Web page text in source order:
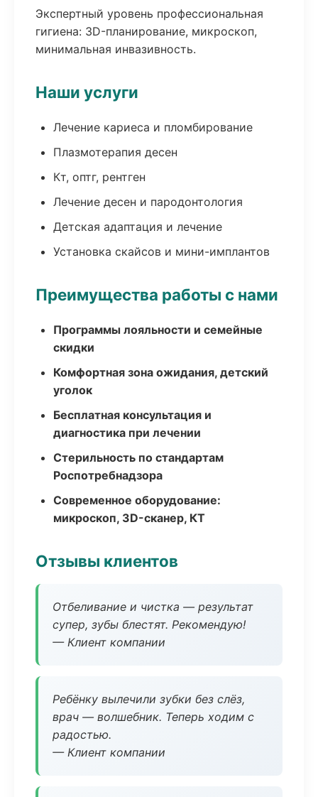
Экспертный уровень профессиональная
гигиена: 3D-планирование, микроскоп,
минимальная инвазивность.
Наши услуги
Лечение кариеса и пломбирование
Плазмотерапия десен
Кт, оптг, рентген
Лечение десен и пародонтология
Детская адаптация и лечение
Установка скайсов и мини-имплантов
Преимущества работы с нами
Программы лояльности и семейные
скидки
Комфортная зона ожидания, детский
уголок
Бесплатная консультация и
диагностика при лечении
Стерильность по стандартам
Роспотребнадзора
Современное оборудование:
микроскоп, 3D-сканер, КТ
Отзывы клиентов
Отбеливание и чистка — результат
супер, зубы блестят. Рекомендую!
— Клиент компании
Ребёнку вылечили зубки без слёз,
врач — волшебник. Теперь ходим с
радостью.
— Клиент компании